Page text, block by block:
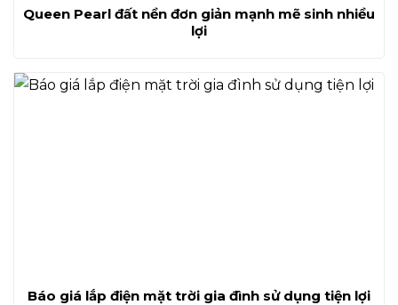
Queen Pearl đất nền đơn giản mạnh mẽ sinh nhiều
lợi
Báo giá lắp điện mặt trời gia đình sử dụng tiện lợi